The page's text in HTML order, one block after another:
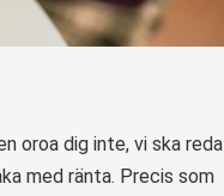
oroa dig inte, vi ska reda
med ränta. Precis som